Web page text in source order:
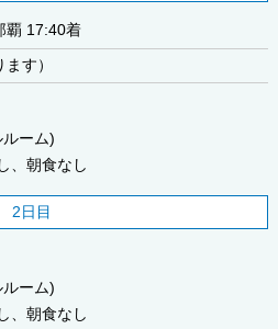
覇 17:40着
す）
ルーム)
、朝食なし
2日目
ルーム)
、朝食なし